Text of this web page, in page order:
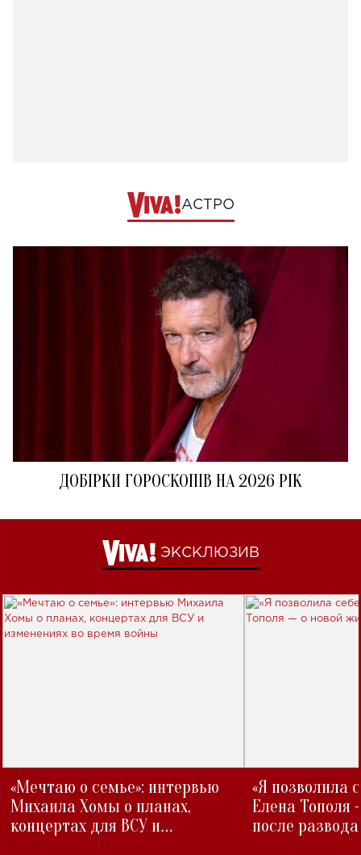
АСТРО
ДОБІРКИ ГОРОСКОПІВ НА 2026 РІК
ЭКСКЛЮЗИВ
«Мечтаю о семье»: интервью
Михаила Хомы о планах,
концертах для ВСУ и
«Я позволила
Елена Тополя
после развода